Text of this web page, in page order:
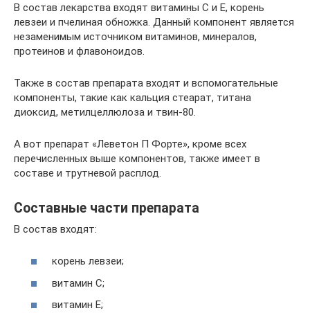
В состав лекарства входят витамины С и Е, корень
левзеи и пчелиная обножка. Данный компонент является
незаменимым источником витаминов, минералов,
протеинов и флавоноидов.
Также в состав препарата входят и вспомогательные
компоненты, такие как кальция стеарат, титана
диоксид, метилцеллюлоза и твин-80.
А вот препарат «Леветон П Форте», кроме всех
перечисленных выше компонентов, также имеет в
составе и трутневой расплод.
Составные части препарата
В состав входят:
корень левзеи;
витамин С;
витамин Е;